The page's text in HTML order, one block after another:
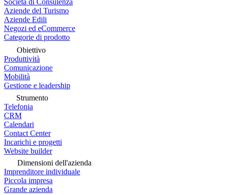
Società di Consulenza
Aziende del Turismo
Aziende Edili
Negozi ed eCommerce
Categorie di prodotto
Obiettivo
Produttività
Comunicazione
Mobilità
Gestione e leadership
Strumento
Telefonia
CRM
Calendari
Contact Center
Incarichi e progetti
Website builder
Dimensioni dell'azienda
Imprenditore individuale
Piccola impresa
Grande azienda